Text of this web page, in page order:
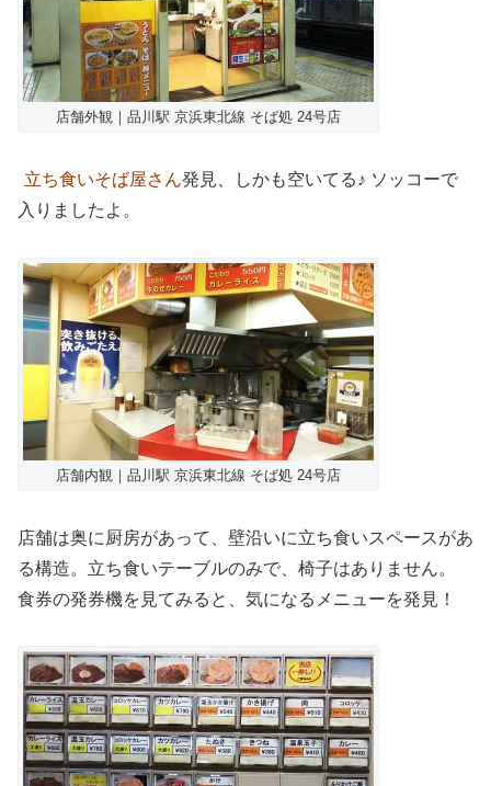
店舗外観｜品川駅 京浜東北線 そば処 24号店
立ち食いそば屋さん発見、しかも空いてる♪ ソッコーで
入りましたよ。
店舗内観｜品川駅 京浜東北線 そば処 24号店
店舗は奥に厨房があって、壁沿いに立ち食いスペースがあ
る構造。立ち食いテーブルのみで、椅子はありません。
食券の発券機を見てみると、気になるメニューを発見！